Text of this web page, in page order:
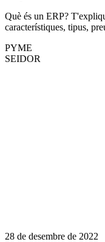
Què és un ERP?
característiques, tipus,
PYME
SEIDOR
28 de desembre de 2022